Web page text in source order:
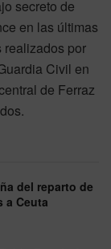
secreto de
en las últimas
realizados por
Civil en
de Ferraz
del reparto de
a Ceuta